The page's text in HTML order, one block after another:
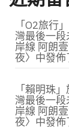
「O2旅行
灣最後一
岸線 阿朗
夜〉中發
「賴明珠
灣最後一
岸線 阿朗
夜〉中發